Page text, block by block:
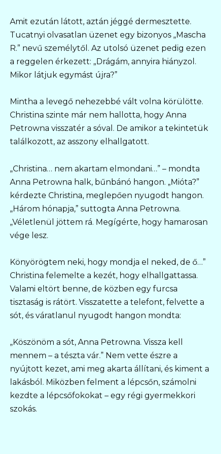
Amit ezután látott, aztán jéggé dermesztette.
Tucatnyi olvasatlan üzenet egy bizonyos „Mascha
R.” nevű személytől. Az utolsó üzenet pedig ezen
a reggelen érkezett: „Drágám, annyira hiányzol.
Mikor látjuk egymást újra?”
Mintha a levegő nehezebbé vált volna körülötte.
Christina szinte már nem hallotta, hogy Anna
Petrowna visszatér a sóval. De amikor a tekintetük
találkozott, az asszony elhallgatott.
„Christina… nem akartam elmondani…” – mondta
Anna Petrowna halk, bűnbánó hangon. „Mióta?”
kérdezte Christina, meglepően nyugodt hangon.
„Három hónapja,” suttogta Anna Petrowna.
„Véletlenül jöttem rá. Megígérte, hogy hamarosan
vége lesz.
Könyörögtem neki, hogy mondja el neked, de ő…”
Christina felemelte a kezét, hogy elhallgattassa.
Valami eltört benne, de közben egy furcsa
tisztaság is rátört. Visszatette a telefont, felvette a
sót, és váratlanul nyugodt hangon mondta:
„Köszönöm a sót, Anna Petrowna. Vissza kell
mennem – a tészta vár.” Nem vette észre a
nyújtott kezet, ami meg akarta állítani, és kiment a
lakásból. Miközben felment a lépcsőn, számolni
kezdte a lépcsőfokokat – egy régi gyermekkori
szokás.